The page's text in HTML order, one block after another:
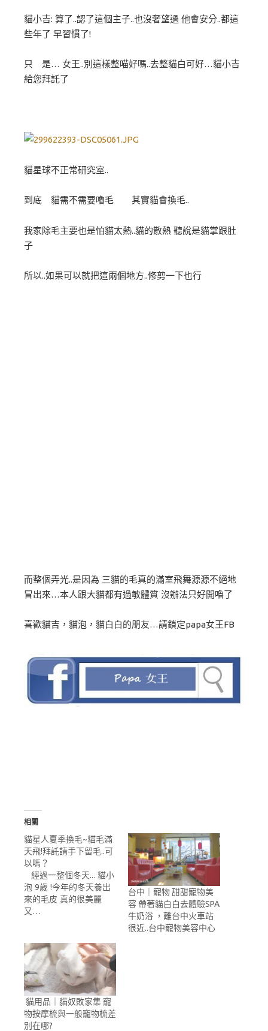
貓小吉: 算了..認了這個主子..也沒奢望過 他會安分..都這
些年了 早習慣了!
只 是… 女王..別這樣整喵好嗎..去整貓白可好…貓小吉
給您拜託了
貓星球不正常研究室..
到底 貓需不需要嚕毛 其實貓會換毛..
我家除毛主要也是怕貓太熱..貓的散熱 聽說是貓掌跟肚
子
所以..如果可以就把這兩個地方..修剪一下也行
而整個弄光..是因為 三貓的毛真的滿室飛舞源源不絕地
冒出來…本人跟大貓都有過敏體質 沒辦法只好開嚕了
喜歡貓吉，貓泡，貓白白的朋友…請鎖定papa女王FB
相關
貓星人夏季換毛~貓毛滿
天飛!拜託請手下留毛..可
以嗎？
經過一整個冬天... 貓小
泡 9歲 !今年的冬天養出
來的毛皮 真的很美麗
又…
台中｜寵物 甜甜寵物美
容 帶著貓白白去體驗SPA
牛奶浴 ，離台中火車站
很近..台中寵物美容中心
貓用品｜貓奴敗家集 寵
物按摩梳與一般寵物梳差
別在哪?